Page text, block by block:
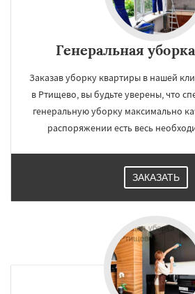
Генеральная
Заказав уборку квартиры в нашей
в Ртищево, вы будьте уверены, что
генеральную уборку максимально
распоряжении есть весь
ЗАКАЗАТЬ